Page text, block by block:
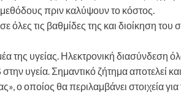
πριν καλύψουν το κόστος.
τις βαθμίδες της και διοίκηση του
της υγείας. Ηλεκτρονική διασύνδεση
υγεία. Σημαντικό ζήτημα αποτελεί
ο οποίος θα περιλαμβάνει στοιχεία